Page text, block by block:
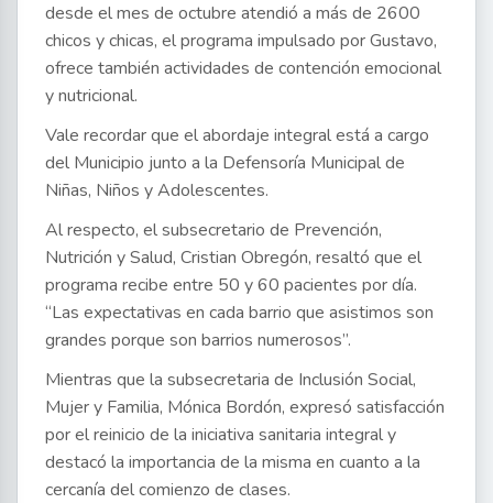
desde el mes de octubre atendió a más de 2600
chicos y chicas, el programa impulsado por Gustavo,
ofrece también actividades de contención emocional
y nutricional.
Vale recordar que el abordaje integral está a cargo
del Municipio junto a la Defensoría Municipal de
Niñas, Niños y Adolescentes.
Al respecto, el subsecretario de Prevención,
Nutrición y Salud, Cristian Obregón, resaltó que el
programa recibe entre 50 y 60 pacientes por día.
“Las expectativas en cada barrio que asistimos son
grandes porque son barrios numerosos”.
Mientras que la subsecretaria de Inclusión Social,
Mujer y Familia, Mónica Bordón, expresó satisfacción
por el reinicio de la iniciativa sanitaria integral y
destacó la importancia de la misma en cuanto a la
cercanía del comienzo de clases.